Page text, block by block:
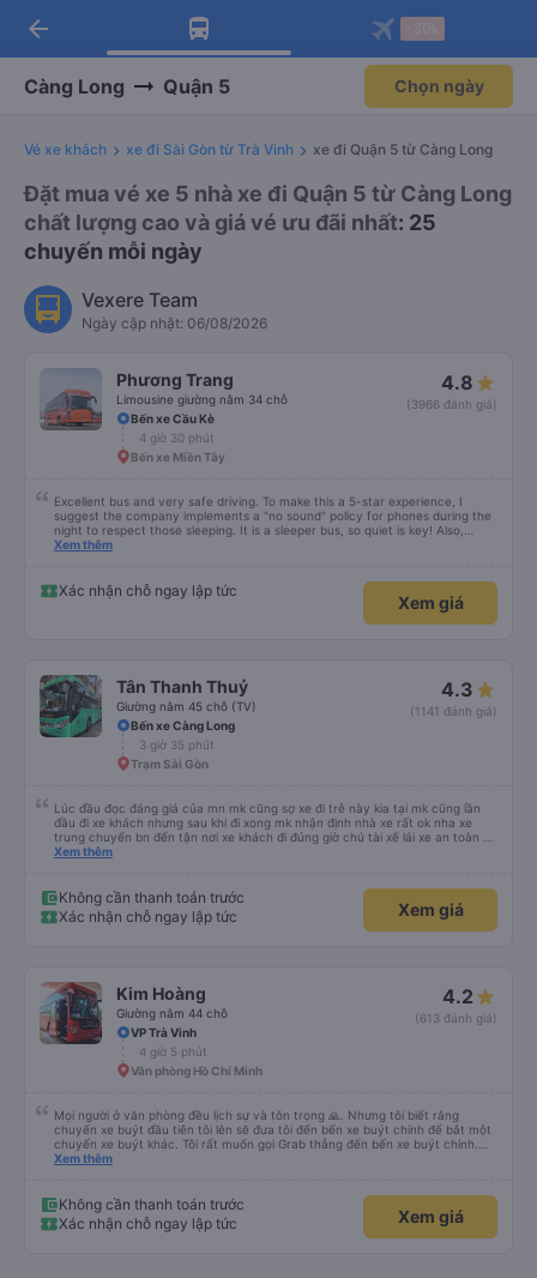
Tải app Vexere ngay!
Nhận ưu đãi thành viên độc
Mở app
Tải app Vexere
-30k/ghế khi đặt vé máy bay qua
Mở app
arrow_back
Càng Long Quận 5 Chọn ngày
Vé xe khách xe đi Sài Gòn từ Trà Vinh xe đi Quận 5 từ Càng Long
Đặt mua vé xe 5 nhà xe đi Quận 5 từ Càng Long
chất lượng cao và giá vé ưu đãi nhất: 25
chuyến mỗi ngày
Vexere Team
Ngày cập nhật: 06/08/2026
Phương Trang
Limousine giường nằm 34 chỗ
4.8
(3966 đánh giá)
Bến xe Cầu Kè
4 giờ 30 phút
Bến xe Miền Tây
Excellent bus and very safe driving. To make this a 5-star experience, I
suggest the company implements a "no sound" policy for phones during the
night to respect those sleeping. It is a sleeper bus, so quiet is key! Also,
please display the Wi-Fi password clearly inside the cabin for convenience. I
quy định rõ ràng về việc giữ im lặng (tắt âm thanh điện thoại) vào ban đêm
để tránh làm phiền hành khách khác ngủ. Ngoài ra, nhà xe nên dán sẵn mật
khẩu Wi-Fi trong xe để hành khách dễ dàng sử dụng. Tôi vẫn sẽ tiếp tục ủng
Xem thêm
Xác nhận chỗ ngay lập tức
Xem giá
Tân Thanh Thuỷ
Giường nằm 45 chỗ (TV)
4.3
(1141 đánh giá)
Bến xe Càng Long
3 giờ 35 phút
Trạm Sài Gòn
Lúc đầu đọc đáng giá của mn mk cũng sợ xe đi trễ này kia tại mk cũng lần
đầu đi xe khách nhưng sau khi đi xong mk nhận định nhà xe rất ok nha xe
trung chuyển bn đến tận nơi xe khách đi đúng giờ chú tài xế lái xe an toàn và
ko sốc quá đầu nha nv trên xe cũng chu đáo nchung mk có đi sg vẫn ủng hộ
Xem thêm
Không cần thanh toán trước
Xác nhận chỗ ngay lập tức
Xem giá
Kim Hoàng
Giường nằm 44 chỗ
4.2
(613 đánh giá)
VP Trà Vinh
4 giờ 5 phút
Văn phòng Hồ Chí Minh
Mọi người ở văn phòng đều lịch sự và tôn trọng 🙏. Nhưng tôi biết rằng
chuyến xe buýt đầu tiên tôi lên sẽ đưa tôi đến bến xe buýt chính để bắt một
chuyến xe buýt khác. Tôi rất muốn gọi Grab thẳng đến bến xe buýt chính.
Điều đó sẽ giúp tôi không phải mang vác hành lý nhiều lần. Ngoài ra, xe buýt
Xem thêm
Không cần thanh toán trước
Xác nhận chỗ ngay lập tức
Xem giá